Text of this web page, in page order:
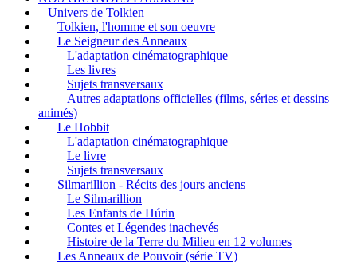
Univers de Tolkien
Tolkien, l'homme et son oeuvre
Le Seigneur des Anneaux
L'adaptation cinématographique
Les livres
Sujets transversaux
Autres adaptations officielles (films, séries et dessins
animés)
Le Hobbit
L'adaptation cinématographique
Le livre
Sujets transversaux
Silmarillion - Récits des jours anciens
Le Silmarillion
Les Enfants de Húrin
Contes et Légendes inachevés
Histoire de la Terre du Milieu en 12 volumes
Les Anneaux de Pouvoir (série TV)